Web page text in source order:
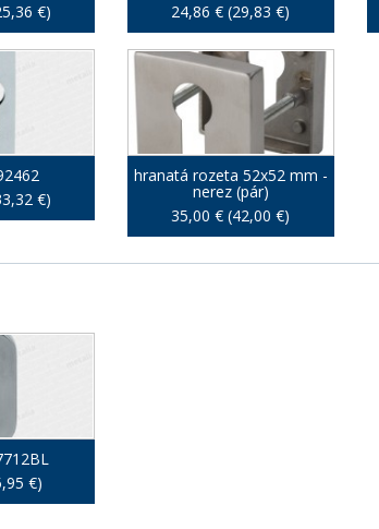
€)
24,86 € (29,83 €)
€)
hranatá rozeta 52x52 mm -
nerez (pár)
35,00 € (42,00 €)
€)